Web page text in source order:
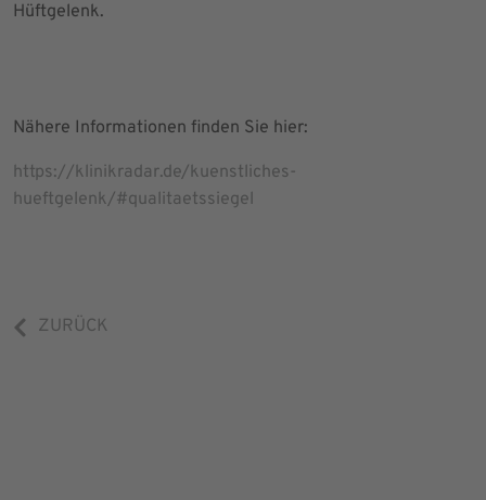
Hüftgelenk.
Nähere Informationen finden Sie hier:
https://klinikradar.de/kuenstliches-
hueftgelenk/#qualitaetssiegel
ZURÜCK